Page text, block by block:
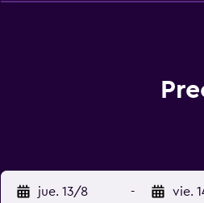
jue. 13/8 - vie.